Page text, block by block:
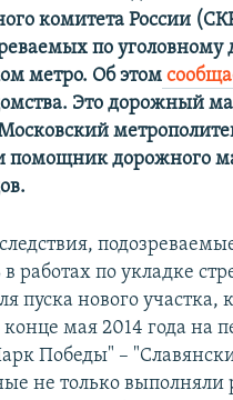
комитета России
по уголовному
метро. Об этом
Это дорожный
помощник дорожного
в работах по укладке
пуска нового участка,
мая 2014 года на
Победы" –
не только выполняли